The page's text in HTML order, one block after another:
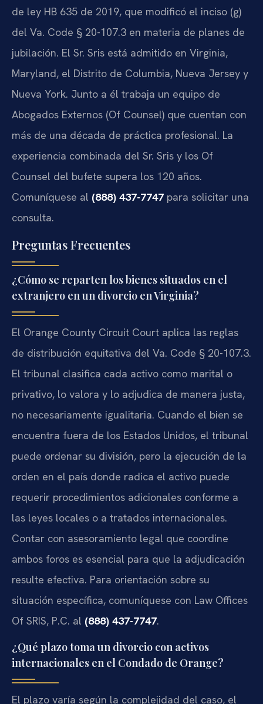
de ley HB 635 de 2019, que modificó el inciso (g)
del Va. Code § 20-107.3 en materia de planes de
jubilación. El Sr. Sris está admitido en Virginia,
Maryland, el Distrito de Columbia, Nueva Jersey y
Nueva York. Junto a él trabaja un equipo de
Abogados Externos (Of Counsel) que cuentan con
más de una década de práctica profesional. La
experiencia combinada del Sr. Sris y los Of
Counsel del bufete supera los 120 años.
Comuníquese al (888) 437-7747 para solicitar una
consulta.
Preguntas Frecuentes
¿Cómo se reparten los bienes situados en el
extranjero en un divorcio en Virginia?
El Orange County Circuit Court aplica las reglas
de distribución equitativa del Va. Code § 20-107.3.
El tribunal clasifica cada activo como marital o
privativo, lo valora y lo adjudica de manera justa,
no necesariamente igualitaria. Cuando el bien se
encuentra fuera de los Estados Unidos, el tribunal
puede ordenar su división, pero la ejecución de la
orden en el país donde radica el activo puede
requerir procedimientos adicionales conforme a
las leyes locales o a tratados internacionales.
Contar con asesoramiento legal que coordine
ambos foros es esencial para que la adjudicación
resulte efectiva. Para orientación sobre su
situación específica, comuníquese con Law Offices
Of SRIS, P.C. al (888) 437-7747.
¿Qué plazo toma un divorcio con activos
internacionales en el Condado de Orange?
El plazo varía según la complejidad del caso, el